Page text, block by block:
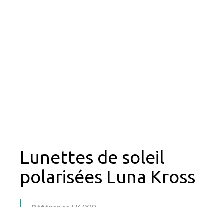
Lunettes de soleil
polarisées Luna Kross